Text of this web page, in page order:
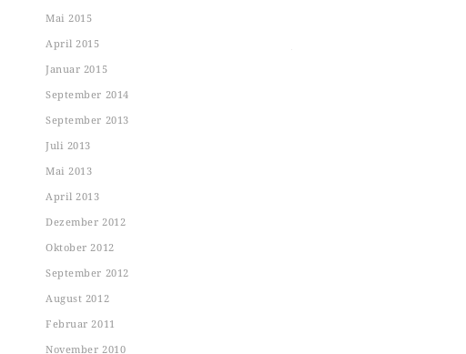
Mai 2015
April 2015
Januar 2015
September 2014
September 2013
Juli 2013
Mai 2013
April 2013
Dezember 2012
Oktober 2012
September 2012
August 2012
Februar 2011
November 2010